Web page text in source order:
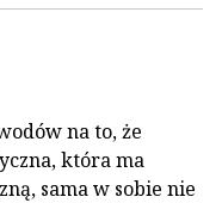
na to, że
która ma
sama w sobie nie